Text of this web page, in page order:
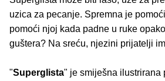
uzica za pecanje. Spremna je
pomoći njoj kada padne u ruke
guštera? Na sreću, njezini prijatelji
"Superglista" je smiješna ilustrirana